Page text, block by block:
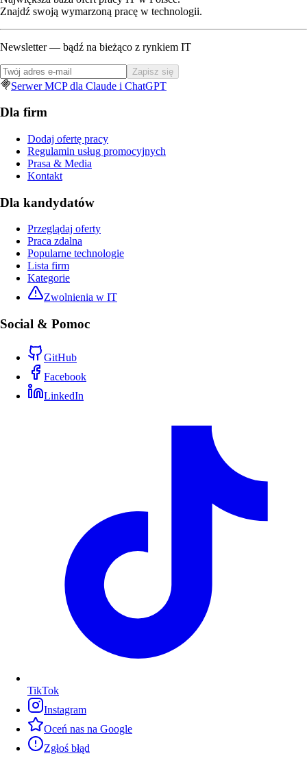
Znajdź swoją wymarzoną pracę w technologii.
Newsletter — bądź na bieżąco z rynkiem IT
Zapisz się
Serwer MCP dla Claude i ChatGPT
Dla firm
Dodaj ofertę pracy
Regulamin usług promocyjnych
Prasa & Media
Kontakt
Dla kandydatów
Przeglądaj oferty
Praca zdalna
Popularne technologie
Lista firm
Kategorie
Zwolnienia w IT
Social & Pomoc
GitHub
Facebook
LinkedIn
TikTok
Instagram
Oceń nas na Google
Zgłoś błąd